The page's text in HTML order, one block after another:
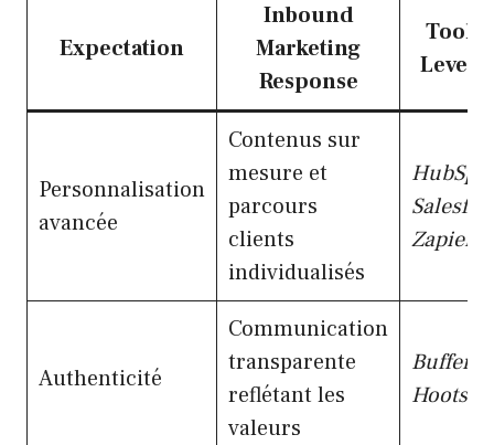
Expectation
Inbound
Marketing
Response
Tools
Personnalisation
avancée
Contenus sur
mesure et
parcours
clients
individualisés
HubSpot
Zapier
Authenticité
Communication
transparente
reflétant les
valeurs
Buffer